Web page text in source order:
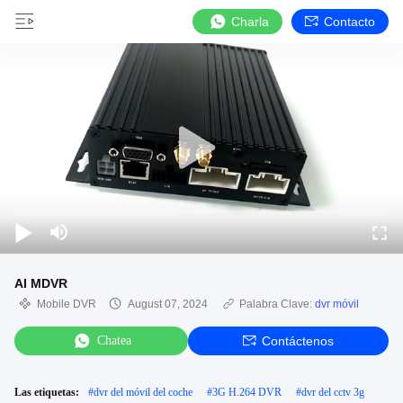
Charla Contacto
AI MDVR
Mobile DVR August 07, 2024 Palabra Clave: dvr móvil
Chatea Contáctenos
Las etiquetas: #dvr del móvil del coche #3G H.264 DVR #dvr del cctv 3g